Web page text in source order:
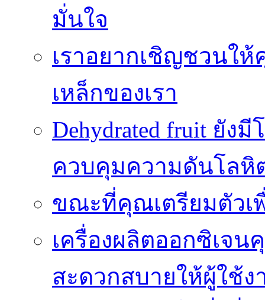
มั่นใจ
เราอยากเชิญชวนใ
เหล็กของเรา
Dehydrated fruit ยัง
ควบคุมความดันโลหิ
ขณะที่คุณเตรียมตัวเ
เครื่องผลิตออกซิเจ
สะดวกสบายให้ผู้ใช้ง